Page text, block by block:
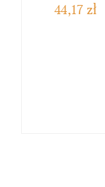
44,17 zł